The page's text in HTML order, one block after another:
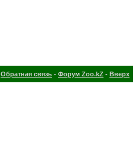
Обратная связь - Форум Zoo.kZ - Вверх